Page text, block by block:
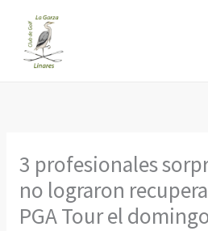
contenido
3 profesionales
no lograron
PGA Tour el